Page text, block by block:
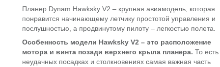
Планер Dynam Hawksky V2 – крупная авиамодель, которая
понравится начинающему летчику простотой управления и
послушностью, а продвинутому пилоту – легкостью полета.
Особенность модели Hawksky V2 – это расположение
мотора и винта позади верхнего крыла планера. То есть
неудачных посадках и столкновениях самая важная часть